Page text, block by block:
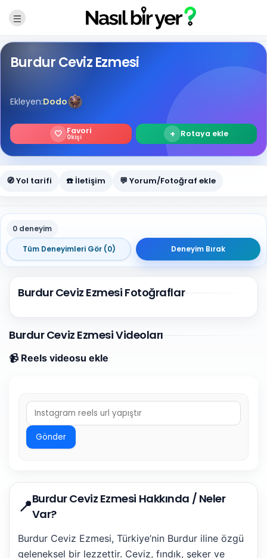
Burdur Ceviz Ezmesi
Ekleyen:Dodo
🤍 Favori
0kişi + Rotaya ekle
🧭 Yol tarifi ☎️ İletişim 💬 Yorum/Fotoğraf ekle
0 deneyim
Tüm Deneyimleri Gör (0)
Deneyim Bırak
Burdur Ceviz Ezmesi Fotoğraflar
Burdur Ceviz Ezmesi Videoları
📹 Reels videosu ekle
Gönder
📍Burdur Ceviz Ezmesi Hakkında / Neler
Var?
Burdur Ceviz Ezmesi, Türkiye’nin Burdur iline özgü
geleneksel bir lezzettir. Ceviz, fındık, şeker ve